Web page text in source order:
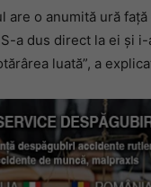
o anumită ură
a dus direct la ei și
luată”, a